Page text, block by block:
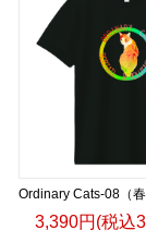
Ordinary Cats-08（春
3,390円(税込